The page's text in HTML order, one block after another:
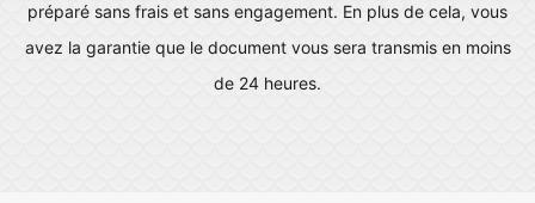
préparé sans frais et sans engagement. En plus de cela, vous
avez la garantie que le document vous sera transmis en moins
de 24 heures.